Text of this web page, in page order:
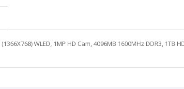
WLED, 1MP HD Cam, 4096MB 1600MHz DDR3, 1TB